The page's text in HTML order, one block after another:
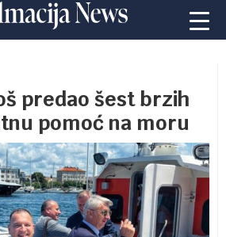
predao šest brzih
pomoć na moru